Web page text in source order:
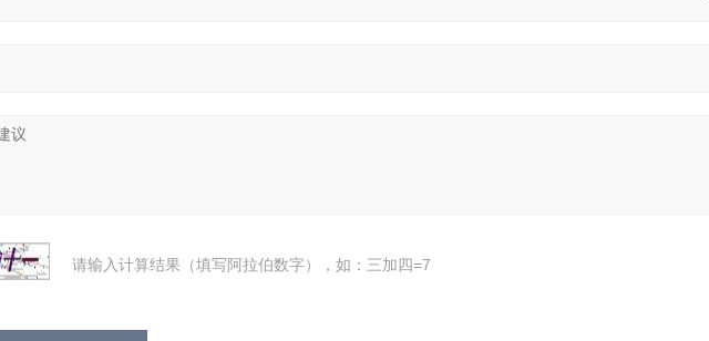
请输入计算结果（填写阿拉伯数字），如：三加四=7